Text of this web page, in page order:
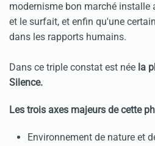
modernisme bon marché installe
et le surfait, et enfin qu'une
dans les rapports humains.
Dans ce triple constat est née la
Silence.
Les trois axes majeurs de cette
Environnement de nature et